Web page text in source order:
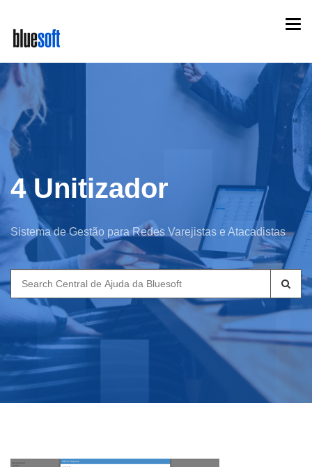
main
content
4 Unitizador
Sistema de Gestão para Redes Varejistas e Atacadistas
Search
for: